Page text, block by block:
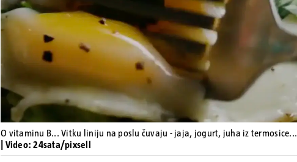
Pokretanje videa...
O vitaminu B... Vitku liniju na poslu čuvaju - jaja, jogurt, juha iz termosice...
| Video: 24sata/pixsell